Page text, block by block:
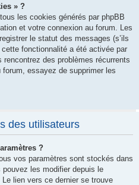
» ?
les cookies générés par phpBB
et votre connexion au forum. Les
le statut des messages (s’ils
fonctionnalité a été activée par
des problèmes récurrents
essayez de supprimer les
des utilisateurs
?
vos paramètres sont stockés dans
pouvez les modifier depuis le
Le lien vers ce dernier se trouve